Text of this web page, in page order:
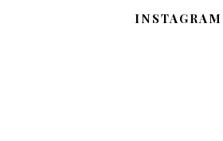
INSTAGRAM